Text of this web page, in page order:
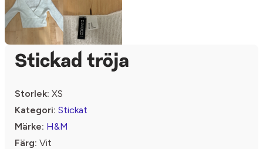
Stickad tröja
Storlek: XS
Kategori: Stickat
Märke: H&M
Färg: Vit